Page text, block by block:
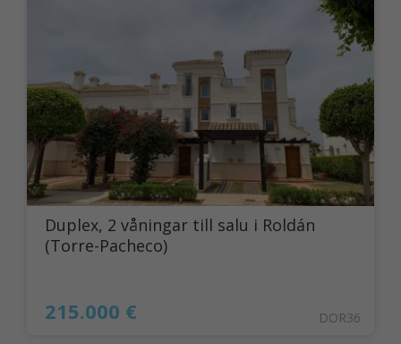
Duplex, 2 våningar till salu i Roldán
(Torre-Pacheco)
215.000 € DOR36